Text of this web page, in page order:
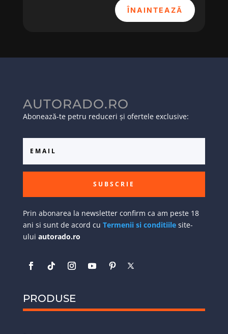
ÎNAINTEAZĂ
AUTORADO.RO
Abonează-te petru reduceri și ofertele exclusive:
SUBSCRIE
Prin abonarea la newsletter confirm ca am peste 18
ani si sunt de acord cu Termenii si conditiilesite-
ului autorado.ro
PRODUSE